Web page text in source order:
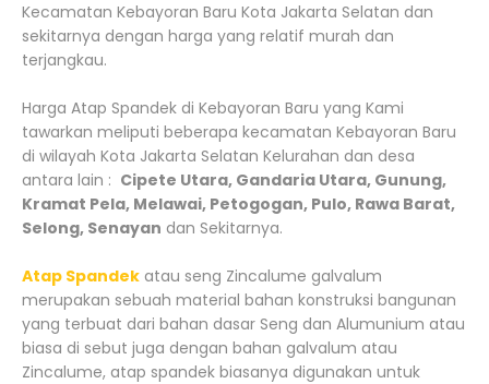
Kecamatan Kebayoran Baru Kota Jakarta Selatan dan
sekitarnya dengan harga yang relatif murah dan
terjangkau.
Harga Atap Spandek di Kebayoran Baru yang Kami
tawarkan meliputi beberapa kecamatan Kebayoran Baru
di wilayah Kota Jakarta Selatan Kelurahan dan desa
antara lain : Cipete Utara, Gandaria Utara, Gunung,
Kramat Pela, Melawai, Petogogan, Pulo, Rawa Barat,
Selong, Senayan dan Sekitarnya.
Atap Spandek atau seng Zincalume galvalum
merupakan sebuah material bahan konstruksi bangunan
yang terbuat dari bahan dasar Seng dan Alumunium atau
biasa di sebut juga dengan bahan galvalum atau
Zincalume, atap spandek biasanya digunakan untuk